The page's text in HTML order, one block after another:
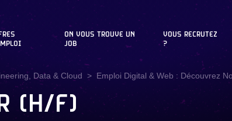
ON VOUS TROUVE UN
JOB
VOUS RECRUTEZ
?
Data & Cloud Emploi Digital & Web : Découvrez
(H/F)